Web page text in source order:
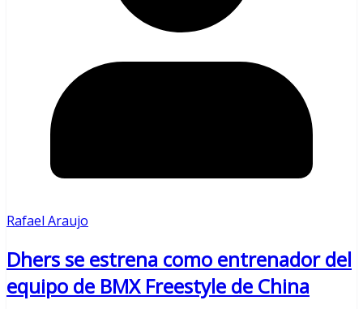
Rafael Araujo
Dhers se estrena como entrenador del
equipo de BMX Freestyle de China